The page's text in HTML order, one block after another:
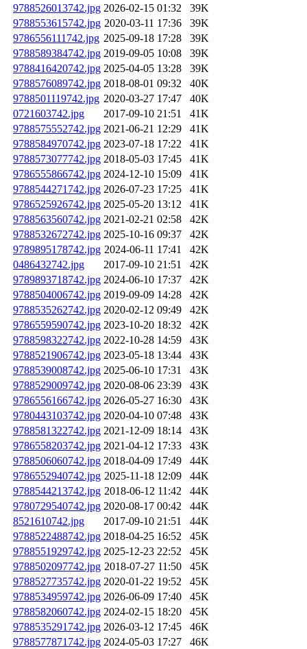
9788526013742.jpg 2026-02-15 01:32
39K
9788553615742.jpg 2020-03-11 17:36
39K
9786556111742.jpg 2025-09-18 17:28
39K
9788589384742.jpg 2019-09-05 10:08
39K
9788416420742.jpg 2025-04-05 13:28
39K
9788576089742.jpg 2018-08-01 09:32
40K
9788501119742.jpg 2020-03-27 17:47
40K
0721603742.jpg
2017-09-10 21:51
41K
9788575552742.jpg 2021-06-21 12:29
41K
9788584970742.jpg 2023-07-18 17:22
41K
9788573077742.jpg 2018-05-03 17:45
41K
9786555866742.jpg 2024-12-10 15:09
41K
9788544271742.jpg 2026-07-23 17:25
41K
9786525926742.jpg 2025-05-20 13:12
41K
9788563560742.jpg 2021-02-21 02:58
42K
9788532672742.jpg 2025-10-16 09:37
42K
9789895178742.jpg 2024-06-11 17:41
42K
0486432742.jpg
2017-09-10 21:51
42K
9789893718742.jpg 2024-06-10 17:37
42K
9788504006742.jpg 2019-09-09 14:28
42K
9788535262742.jpg 2020-02-12 09:49
42K
9786559590742.jpg 2023-10-20 18:32
42K
9788598322742.jpg 2022-10-28 14:59
43K
9788521906742.jpg 2023-05-18 13:44
43K
9788539008742.jpg 2025-06-10 17:31
43K
9788529009742.jpg 2020-08-06 23:39
43K
9786556166742.jpg 2026-05-27 16:30
43K
9780443103742.jpg 2020-04-10 07:48
43K
9788581322742.jpg 2021-12-09 18:14
43K
9786558203742.jpg 2021-04-12 17:33
43K
9788506060742.jpg 2018-04-09 17:49
44K
9786552940742.jpg 2025-11-18 12:09
44K
9788544213742.jpg 2018-06-12 11:42
44K
9780729540742.jpg 2020-08-17 00:42
44K
8521610742.jpg
2017-09-10 21:51
44K
9788522488742.jpg 2018-04-25 16:52
45K
9788551929742.jpg 2025-12-23 22:52
45K
9788502097742.jpg 2018-07-27 11:50
45K
9788527735742.jpg 2020-01-22 19:52
45K
9788534959742.jpg 2026-06-09 17:40
45K
9788582060742.jpg 2024-02-15 18:20
45K
9788535291742.jpg 2026-03-12 17:45
46K
9788577871742.jpg 2024-05-03 17:27
46K